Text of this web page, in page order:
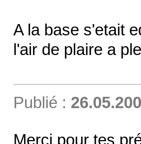
A la base s'etait
l'air de plaire a
Publié :
Merci pour tes